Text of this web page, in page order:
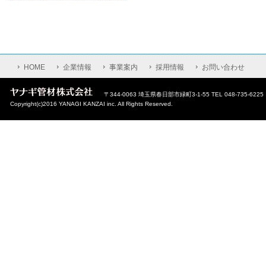
HOME 企業情報 事業案内 採用情報 お問い合わせ
〒344-0063 埼玉県春日部市緑町3-1-55 TEL 048-735-
Copyright(c)2016 YANAGI KANZAI inc. All Rights Reserved.